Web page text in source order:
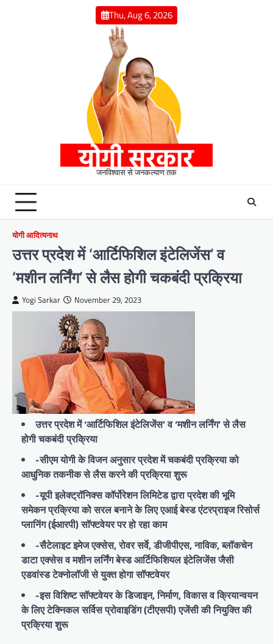
Thu, Aug 6, 2026
जनविश्वास से जनकल्याण तक
योगी आदित्यनाथ
उत्तर प्रदेश में ‘आर्टिफिशिल इंटेलिजेंस’ व
‘मशीन लर्निंग’ से लैस होगी चकबंदी प्रक्रिया
Yogi Sarkar November 29, 2023
उत्तर प्रदेश में ‘आर्टिफिशिल इंटेलिजेंस’ व ‘मशीन लर्निंग’ से लैस
होगी चकबंदी प्रक्रिया
-सीएम योगी के विजन अनुसार प्रदेश में चकबंदी प्रक्रिया को
आधुनिक तकनीक से लैस करने की प्रक्रिया शुरू
-यूपी इलेक्ट्रॉनिक्स कॉर्पोरेशन लिमिटेड द्वारा प्रदेश की भूमि
समेकन प्रक्रिया को सरल बनाने के लिए एआई बेस्ड एंटरप्राइज रिसोर्स
प्लानिंग (ईआरपी) सॉफ्टवेयर पर हो रहा काम
-सैटेलाइट इमेज एक्सेस, रोवर सर्वे, डीजीपीएस, नाविक, ब्लॉकचेन
डाटा एक्सेस व मशीन लर्निंग बेस्ड आर्टिफिशियल इंटेलिजेंस जैसी
एडवांस्ड टेक्नोलॉजी से युक्त होगा सॉफ्टवेयर
-इस विशिष्ट सॉफ्टवेयर के डिजाइन, निर्माण, विकास व क्रियान्वयन
के लिए टेक्निकल सर्विस प्रोवाइडिंग (टीएसपी) एजेंसी की नियुक्ति की
प्रक्रिया शुरू